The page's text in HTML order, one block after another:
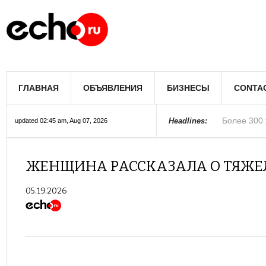
ГЛАВНАЯ ОБЪЯВЛЕНИЯ БИЗНЕСЫ
updated 02:45 am, Aug 07, 2026 Headlines:
Мэрию
Более 300
В округе
Фермеры
В Лас-
Раскрыты
Ариана
Стало
В Госдуме
ЖЕНЩИНА РАССКАЗАЛА О
05.19.2026